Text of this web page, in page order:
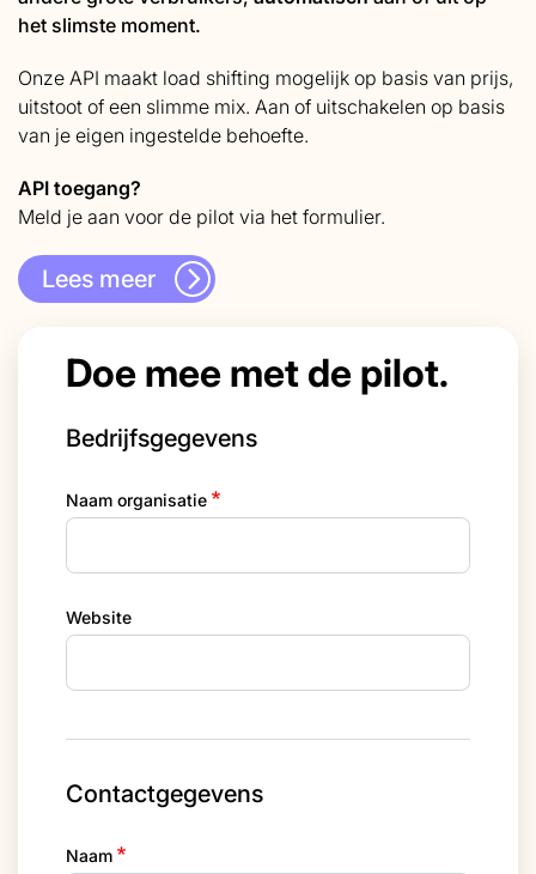
het slimste moment.
Onze API maakt load shifting mogelijk op basis van prijs,
uitstoot of een slimme mix. Aan of uitschakelen op basis
van je eigen ingestelde behoefte.
API toegang?
Meld je aan voor de pilot via het formulier.
Lees meer
Doe mee met de pilot.
Bedrijfsgegevens
Naam organisatie
Website
Contactgegevens
Naam